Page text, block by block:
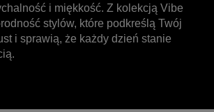
i miękkość. Z kolekcją Vibe
stylów, które podkreślą Twój
i sprawią, że każdy dzień stanie